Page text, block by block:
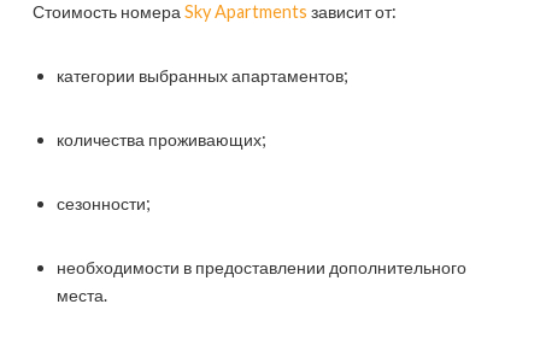
Стоимость номера Sky Apartments зависит от:
категории выбранных апартаментов;
количества проживающих;
сезонности;
необходимости в предоставлении дополнительного
места.